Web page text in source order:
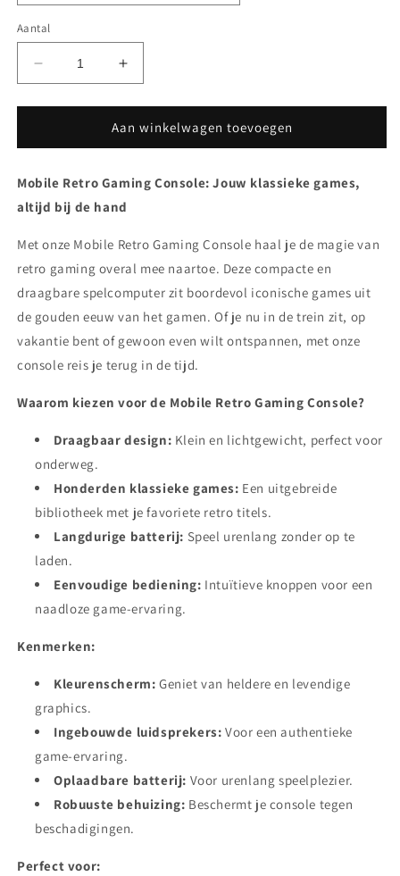
Aantal
Aantal
verlagen
voor
Retro
Console
Aantal
verhogen
voor
Mobile
Retro
Console
Aan winkelwagen toevoegen
Mobile Retro Gaming Console: Jouw klassieke games,
altijd bij de hand
Met onze Mobile Retro Gaming Console haal je de magie van
retro gaming overal mee naartoe. Deze compacte en
draagbare spelcomputer zit boordevol iconische games uit
de gouden eeuw van het gamen. Of je nu in de trein zit, op
vakantie bent of gewoon even wilt ontspannen, met onze
console reis je terug in de tijd.
Waarom kiezen voor de Mobile Retro Gaming Console?
Draagbaar design: Klein en lichtgewicht, perfect voor
onderweg.
Honderden klassieke games: Een uitgebreide
bibliotheek met je favoriete retro titels.
Langdurige batterij: Speel urenlang zonder op te
laden.
Eenvoudige bediening: Intuïtieve knoppen voor een
naadloze game-ervaring.
Kenmerken:
Kleurenscherm: Geniet van heldere en levendige
graphics.
Ingebouwde luidsprekers: Voor een authentieke
game-ervaring.
Oplaadbare batterij: Voor urenlang speelplezier.
Robuuste behuizing: Beschermt je console tegen
beschadigingen.
Perfect voor: